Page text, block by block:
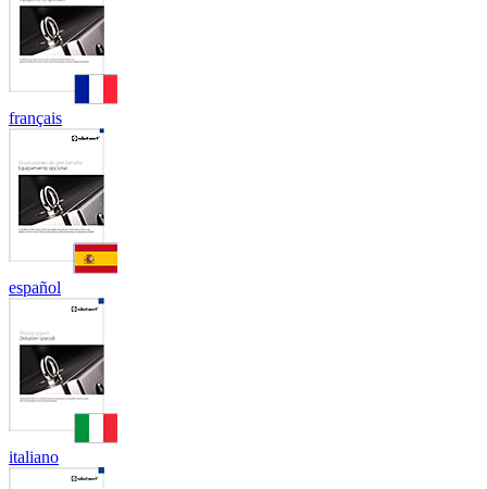
français
español
italiano